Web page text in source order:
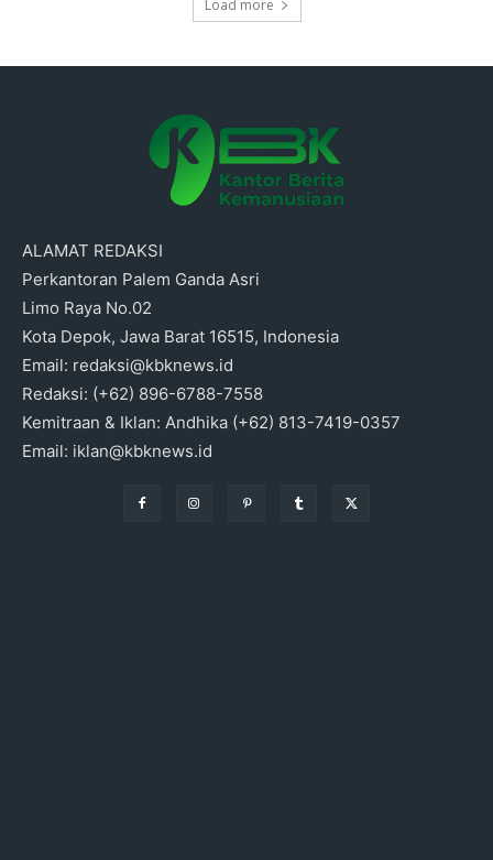
Load more
ALAMAT REDAKSI
Perkantoran Palem Ganda Asri
Limo Raya No.02
Kota Depok, Jawa Barat 16515, Indonesia
Email: redaksi@kbknews.id
Redaksi: (+62) 896-6788-7558
Kemitraan & Iklan: Andhika (+62) 813-7419-0357
Email: iklan@kbknews.id